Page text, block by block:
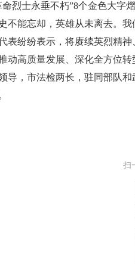
烈士永垂不朽”8个金色大字
不能忘却，英雄从未离去。
表纷纷表示，将赓续英烈精
动高质量发展、深化全方位
导，市法检两长，驻同部队
扫